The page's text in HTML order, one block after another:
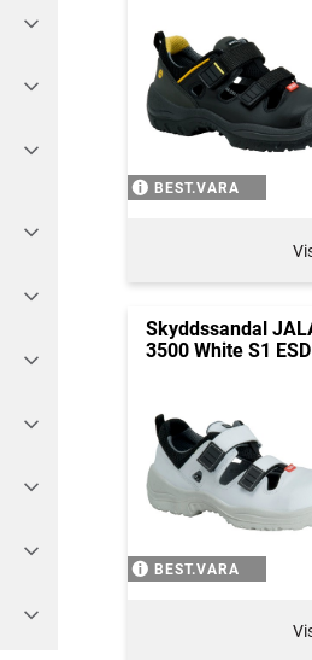
BEST.VARA
Skyddssandal
3500 White S1 ESD
BEST.VARA